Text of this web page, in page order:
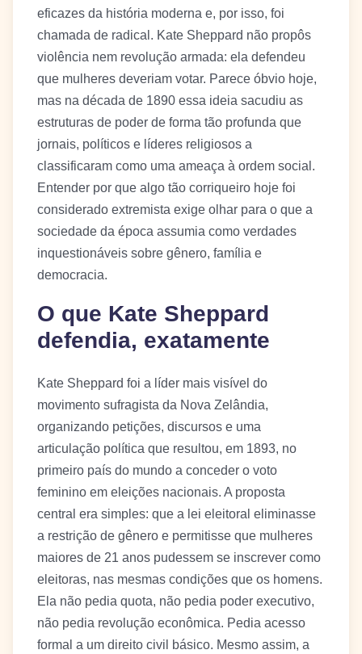
eficazes da história moderna e, por isso, foi
chamada de radical. Kate Sheppard não propôs
violência nem revolução armada: ela defendeu
que mulheres deveriam votar. Parece óbvio hoje,
mas na década de 1890 essa ideia sacudiu as
estruturas de poder de forma tão profunda que
jornais, políticos e líderes religiosos a
classificaram como uma ameaça à ordem social.
Entender por que algo tão corriqueiro hoje foi
considerado extremista exige olhar para o que a
sociedade da época assumia como verdades
inquestionáveis sobre gênero, família e
democracia.
O que Kate Sheppard
defendia, exatamente
Kate Sheppard foi a líder mais visível do
movimento sufragista da Nova Zelândia,
organizando petições, discursos e uma
articulação política que resultou, em 1893, no
primeiro país do mundo a conceder o voto
feminino em eleições nacionais. A proposta
central era simples: que a lei eleitoral eliminasse
a restrição de gênero e permitisse que mulheres
maiores de 21 anos pudessem se inscrever como
eleitoras, nas mesmas condições que os homens.
Ela não pedia quota, não pedia poder executivo,
não pedia revolução econômica. Pedia acesso
formal a um direito civil básico. Mesmo assim, a